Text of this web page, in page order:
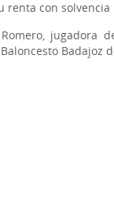
renta con
jugadora
Badajoz